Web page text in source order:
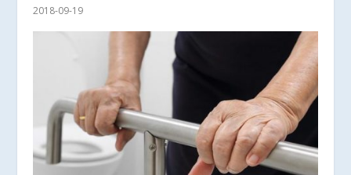
2018-09-19